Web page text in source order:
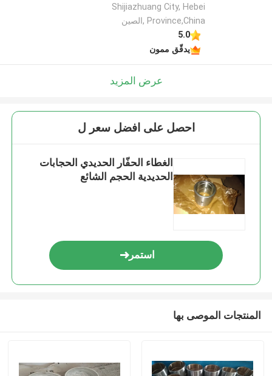
Shijiazhuang City, Hebei
Province,China ,الصين
5.0
يدقّق ممون
عرض المزيد
احصل على افضل سعر ل
الغطاء الحفّار الحديدي الحجابات
الحديدية الحجم الشائع
استمر
المنتجات الموصى بها